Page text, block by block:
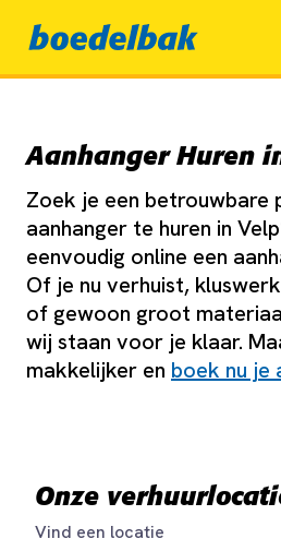
Aanhanger Huren
Zoek je een betrouwbare
aanhanger te huren in
eenvoudig online een
Of je nu verhuist,
of gewoon groot
wij staan voor je klaar.
makkelijker en boek nu je
Onze
Vind een locatie